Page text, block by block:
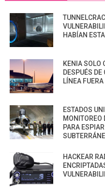
HABÍAN
KENIA SOLO
DESPUÉS
LÍNEA
ESTADOS
MONITOREO
PARA
HACKEAR